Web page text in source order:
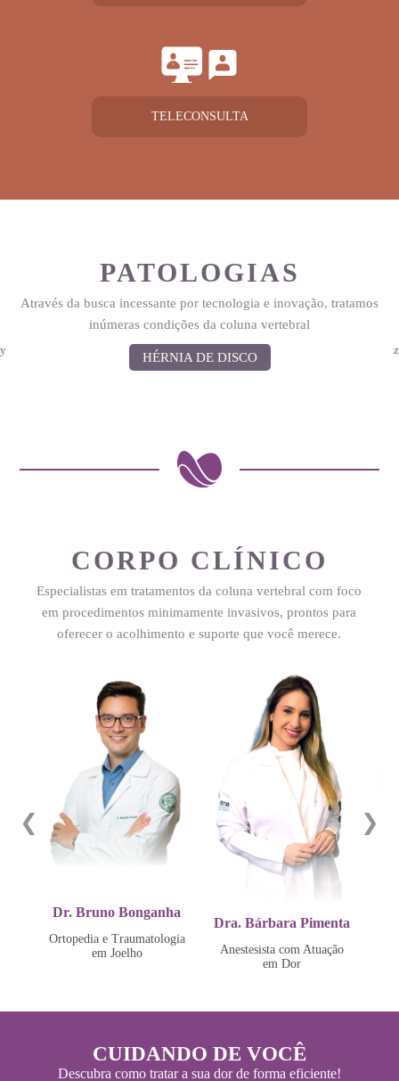
TELECONSULTA
PATOLOGIAS
Através da busca incessante por tecnologia e inovação, tratamos
inúmeras condições da coluna vertebral
HÉRNIA DE DISCO
CORPO CLÍNICO
Especialistas em tratamentos da coluna vertebral com foco
em procedimentos minimamente invasivos, prontos para
oferecer o acolhimento e suporte que você merece.
Dr. Bruno Bonganha
Ortopedia e Traumatologia
em Joelho
Dra. Bárbara Pimenta
Anestesista com Atuação
em Dor
❮ ❯
CUIDANDO DE VOCÊ
Descubra como tratar a sua dor de forma eficiente!